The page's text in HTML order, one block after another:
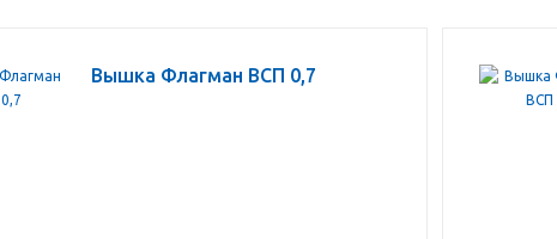
Вышка Флагман ВСП 0,7